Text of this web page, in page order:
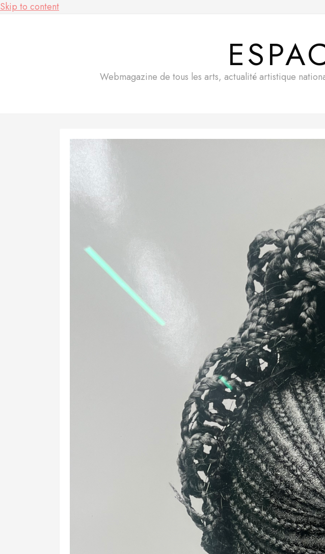
Skip to content
Webmagazine de tous les arts, actualité artistique